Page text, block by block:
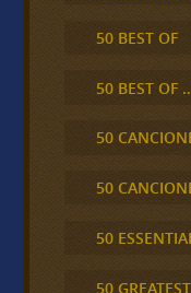
50 BEST OF
50 BEST OF
50
50
50
50